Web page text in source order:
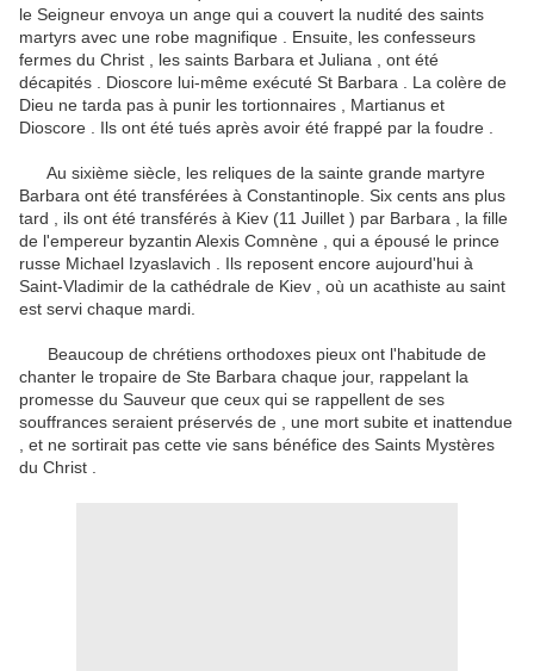
le Seigneur envoya un ange qui a couvert la nudité des saints
martyrs avec une robe magnifique .
Ensuite, les confesseurs
fermes du Christ , les saints Barbara et Juliana , ont été
décapités .
Dioscore lui-même exécuté St Barbara .
La colère de
Dieu ne tarda pas à punir les tortionnaires , Martianus et
Dioscore .
Ils ont été tués après avoir été frappé par la foudre .
Au sixième siècle, les reliques de la sainte grande martyre
Barbara ont été transférées à Constantinople. Six cents ans plus
tard , ils ont été transférés à Kiev (11 Juillet ) par Barbara , la fille
de l'empereur byzantin Alexis Comnène , qui a épousé le prince
russe Michael Izyaslavich .
Ils reposent encore aujourd'hui à
Saint-Vladimir de la cathédrale de Kiev , où un acathiste au saint
est servi chaque mardi.
Beaucoup de chrétiens orthodoxes pieux ont l'habitude de
chanter le tropaire de Ste Barbara chaque jour, rappelant la
promesse du Sauveur que ceux qui se rappellent de ses
souffrances seraient préservés de , une mort subite et inattendue
, et ne sortirait pas cette vie sans bénéfice des Saints Mystères
du Christ .